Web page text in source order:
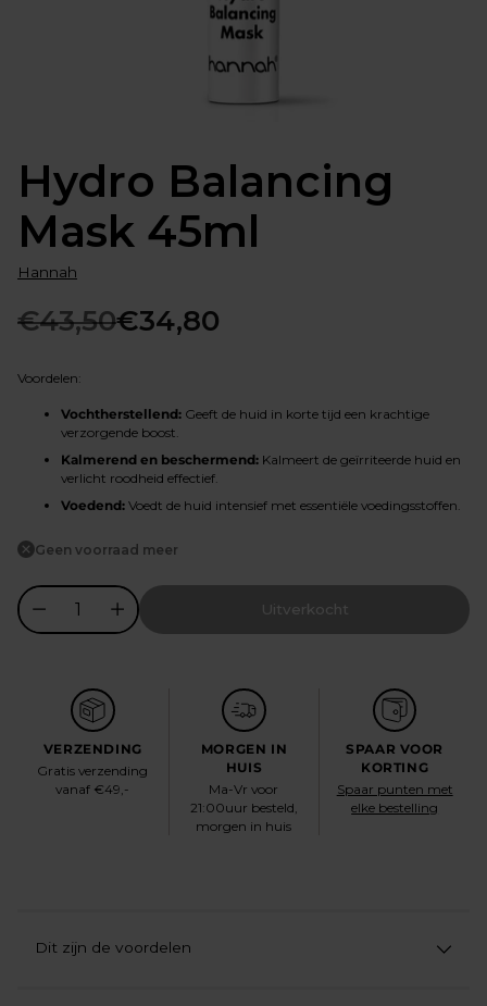
Hydro Balancing
Mask 45ml
Hannah
Normale
prijs
€43,50€34,80
Voordelen:
Vochtherstellend: Geeft de huid in korte tijd een krachtige
verzorgende boost.
Kalmerend en beschermend: Kalmeert de geïrriteerde huid en
verlicht roodheid effectief.
Voedend: Voedt de huid intensief met essentiële voedingsstoffen.
Geen voorraad meer
Uitverkocht
VERZENDING
Gratis verzending
vanaf €49,-
MORGEN IN
HUIS
Ma-Vr voor
21:00uur besteld,
morgen in huis
SPAAR VOOR
KORTING
Spaar punten met
elke bestelling
Dit zijn de voordelen